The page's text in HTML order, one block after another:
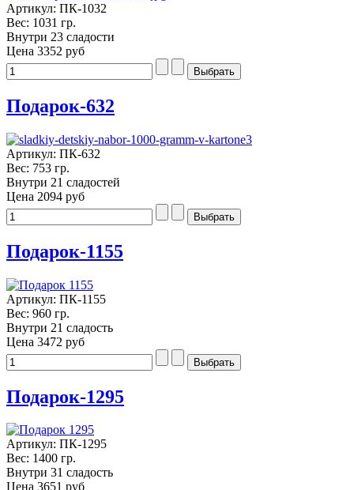
Артикул: ПК-1032
Вес: 1031 гр.
Внутри 23 сладости
Цена 3352 руб
Подарок-632
Артикул: ПК-632
Вес: 753 гр.
Внутри 21 сладостей
Цена 2094 руб
Подарок-1155
Артикул: ПК-1155
Вес: 960 гр.
Внутри 21 сладость
Цена 3472 руб
Подарок-1295
Артикул: ПК-1295
Вес: 1400 гр.
Внутри 31 сладость
Цена 3651 руб